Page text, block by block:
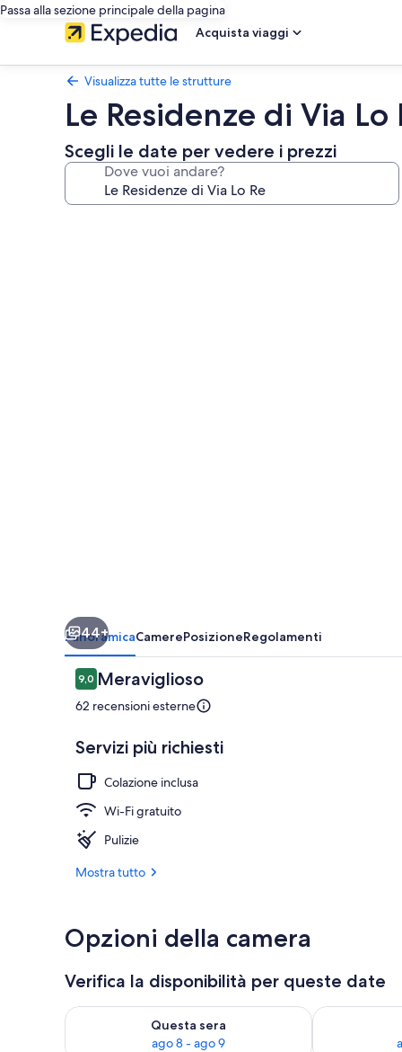
Passa alla sezione principale della pagina
Acquista viaggi
Visualizza tutte le strutture
Le Residenze di Via Lo
Scegli le date per vedere i prezzi
Dove vuoi andare?
44+
PanoramicaCamerePosizioneRegolamenti
Recensioni
9,09,0 su 10
Meraviglioso
62 recensioni esterne
Servizi più richiesti
Colazione inclusa
Wi-Fi gratuito
Pulizie
Mostra tutto
Opzioni della camera
Verifica la disponibilità per queste date
Questa sera
ago 8 - ago 9
Verifica la disponibilità per questa sera, ago 8 - ago 9
Verifica la